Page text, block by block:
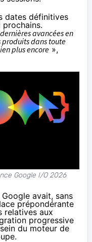
dates définitives
prochains.
avancées en
produits dans toute
plus encore »,
Google I/O 2026
Google avait, sans
prépondérante
relatives aux
progressive
du moteur de